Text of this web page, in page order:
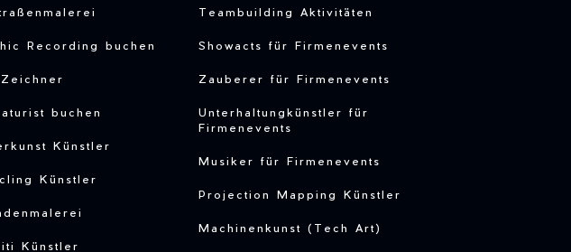
Recording buchen
buchen
Künstler
Künstler
Künstler
Teambuilding Aktivitäten
Showacts für Firmenevents
Zauberer für Firmenevents
Unterhaltungkünstler für
Firmenevents
Musiker für Firmenevents
Projection Mapping Künstler
Machinenkunst (Tech Art)